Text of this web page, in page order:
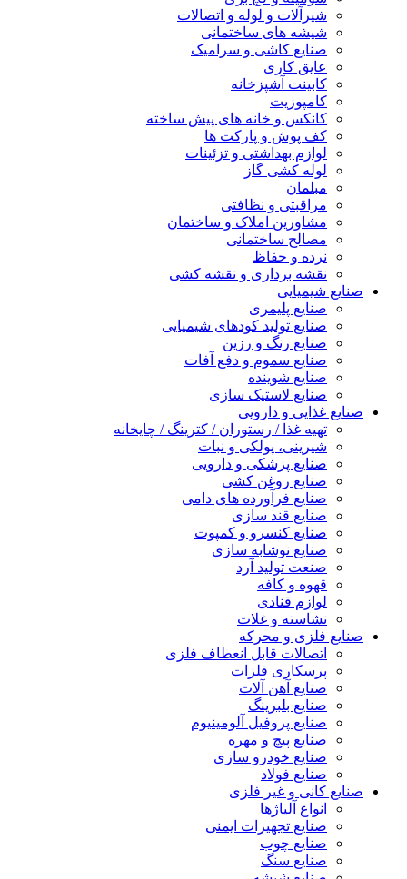
شیرآلات و لوله و اتصالات
شیشه های ساختمانی
صنایع کاشی و سرامیک
عایق کاری
کابینت آشپزخانه
کامپوزیت
کانکس و خانه های پیش ساخته
کف پوش و پارکت ها
لوازم بهداشتی و تزئینات
لوله کشی گاز
مبلمان
مراقبتی و نظافتی
مشاورین املاک و ساختمان
مصالح ساختمانی
نرده و حفاظ
نقشه برداری و نقشه کشی
صنایع شیمیایی
صنایع پلیمری
صنایع تولید کودهای شیمیایی
صنایع رنگ و رزین
صنایع سموم و دفع آفات
صنایع شوینده
صنایع لاستیک سازی
صنایع غذایی و دارویی
تهیه غذا / رستوران / کترینگ / چایخانه
شیرینی، پولکی و نبات
صنایع پزشکی و دارویی
صنایع روغن کشی
صنایع فرآورده های دامی
صنایع قند سازی
صنایع کنسرو و کمپوت
صنایع نوشابه سازی
صنعت تولید آرد
قهوه و کافه
لوازم قنادی
نشاسته و غلات
صنایع فلزی و محرکه
اتصالات قابل انعطاف فلزی
پرسکاری فلزات
صنایع آهن آلات
صنایع بلبرینگ
صنایع پروفیل آلومینیوم
صنایع پیچ و مهره
صنایع خودرو سازی
صنایع فولاد
صنایع کانی و غیر فلزی
انواع آلياژها
صنایع تجهیزات ایمنی
صنایع چوب
صنایع سنگ